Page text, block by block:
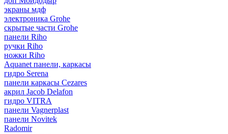
экраны мдф
электроника Grohe
скрытые части Grohe
панели Riho
ручки Riho
ножки Riho
Aquanet панели, каркасы
гидро Serena
панели каркасы Cezares
акрил Jacob Delafon
гидро VITRA
панели Vagnerplast
панели Novitek
Radomir